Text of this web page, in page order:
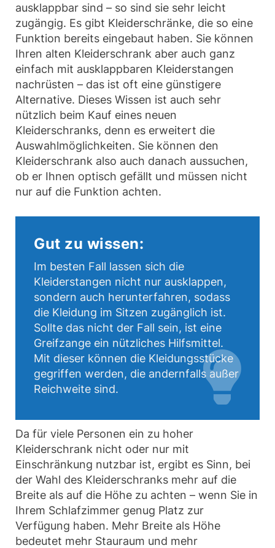
ausklappbar sind – so sind sie sehr leicht
zugängig. Es gibt Kleiderschränke, die so eine
Funktion bereits eingebaut haben. Sie können
Ihren alten Kleiderschrank aber auch ganz
einfach mit ausklappbaren Kleiderstangen
nachrüsten – das ist oft eine günstigere
Alternative. Dieses Wissen ist auch sehr
nützlich beim Kauf eines neuen
Kleiderschranks, denn es erweitert die
Auswahlmöglichkeiten. Sie können den
Kleiderschrank also auch danach aussuchen,
ob er Ihnen optisch gefällt und müssen nicht
nur auf die Funktion achten.
Gut zu wissen:
Im besten Fall lassen sich die
Kleiderstangen nicht nur ausklappen,
sondern auch herunterfahren, sodass
die Kleidung im Sitzen zugänglich ist.
Sollte das nicht der Fall sein, ist eine
Greifzange ein nützliches Hilfsmittel.
Mit dieser können die Kleidungsstücke
gegriffen werden, die andernfalls außer
Reichweite sind.
Da für viele Personen ein zu hoher
Kleiderschrank nicht oder nur mit
Einschränkung nutzbar ist, ergibt es Sinn, bei
der Wahl des Kleiderschranks mehr auf die
Breite als auf die Höhe zu achten – wenn Sie in
Ihrem Schlafzimmer genug Platz zur
Verfügung haben. Mehr Breite als Höhe
bedeutet mehr Stauraum und mehr